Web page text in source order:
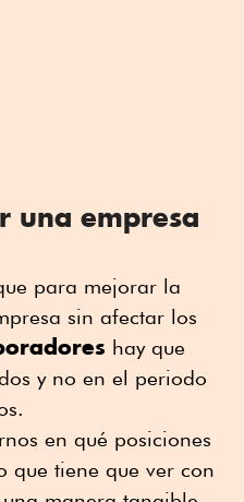
una empresa
para mejorar la
sin afectar los
hay que
y no en el periodo
en qué posiciones
que tiene que ver con